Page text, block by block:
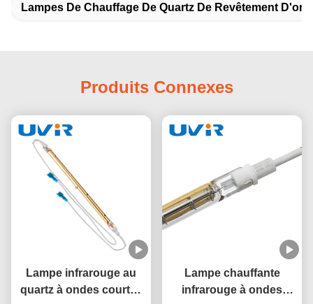
Lampes De Chauffage De Quartz De Revêtement D'or
Produits Connexes
Lampe infrarouge au
quartz à ondes courtes
Lampe chauffante
infrarouge à ondes